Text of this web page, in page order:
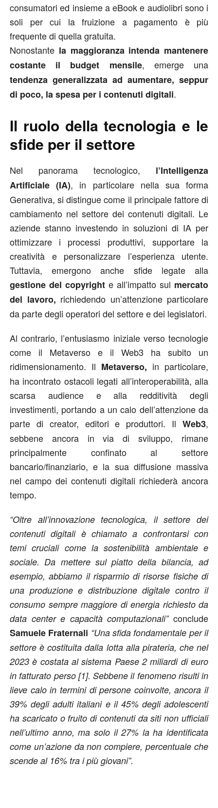
consumatori ed insieme a eBook e audiolibri sono i
soli per cui la fruizione a pagamento è più
frequente di quella gratuita.
Nonostante la maggioranza intenda mantenere
costante il budget mensile, emerge una
tendenza generalizzata ad aumentare, seppur
di poco, la spesa per i contenuti digitali.
Il ruolo della tecnologia e le
sfide per il settore
Nel panorama tecnologico, l’Intelligenza
Artificiale (IA), in particolare nella sua forma
Generativa, si distingue come il principale fattore di
cambiamento nel settore dei contenuti digitali. Le
aziende stanno investendo in soluzioni di IA per
ottimizzare i processi produttivi, supportare la
creatività e personalizzare l’esperienza utente.
Tuttavia, emergono anche sfide legate alla
gestione del copyright e all’impatto sul mercato
del lavoro, richiedendo un’attenzione particolare
da parte degli operatori del settore e dei legislatori.
Al contrario, l’entusiasmo iniziale verso tecnologie
come il Metaverso e il Web3 ha subito un
ridimensionamento. Il Metaverso, in particolare,
ha incontrato ostacoli legati all’interoperabilità, alla
scarsa audience e alla redditività degli
investimenti, portando a un calo dell’attenzione da
parte di creator, editori e produttori. Il Web3,
sebbene ancora in via di sviluppo, rimane
principalmente confinato al settore
bancario/finanziario, e la sua diffusione massiva
nel campo dei contenuti digitali richiederà ancora
tempo.
“Oltre all’innovazione tecnologica, il settore dei
contenuti digitali è chiamato a confrontarsi con
temi cruciali come la sostenibilità ambientale e
sociale. Da mettere sul piatto della bilancia, ad
esempio, abbiamo il risparmio di risorse fisiche di
una produzione e distribuzione digitale contro il
consumo sempre maggiore di energia richiesto da
data center e capacità computazionali”conclude
Samuele Fraternali “Una sfida fondamentale per il
settore è costituita dalla lotta alla pirateria, che nel
2023 è costata al sistema Paese 2 miliardi di euro
in fatturato perso [1]. Sebbene il fenomeno risulti in
lieve calo in termini di persone coinvolte, ancora il
39% degli adulti italiani e il 45% degli adolescenti
ha scaricato o fruito di contenuti da siti non ufficiali
nell’ultimo anno, ma solo il 27% la ha identificata
come un’azione da non compiere, percentuale che
scende al 16% tra i più giovani”.